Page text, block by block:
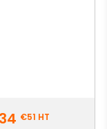
34 €51 HT